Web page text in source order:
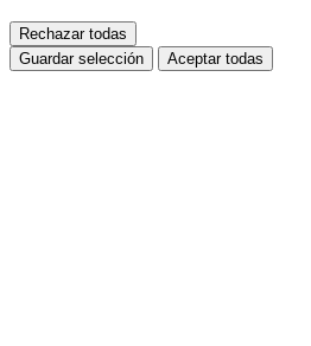
Rechazar todas
Guardar selección
Aceptar todas